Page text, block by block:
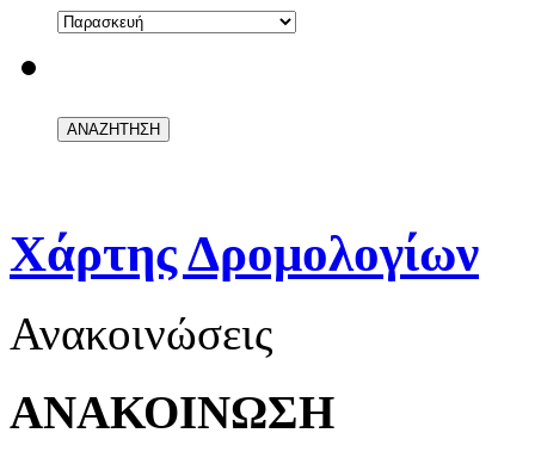
Χάρτης Δρομολογίων
Ανακοινώσεις
ΑΝΑΚΟΙΝΩΣΗ